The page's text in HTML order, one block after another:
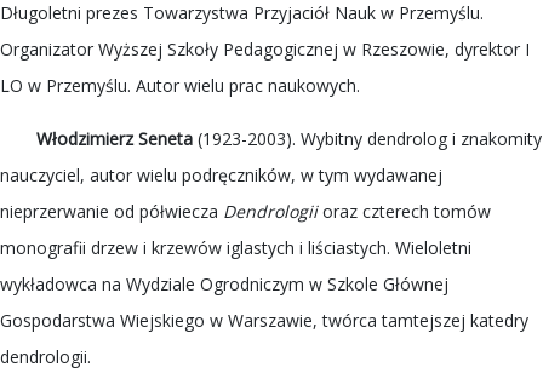
Długoletni prezes Towarzystwa Przyjaciół Nauk w Przemyślu.
Organizator Wyższej Szkoły Pedagogicznej w Rzeszowie, dyrektor I
LO w Przemyślu. Autor wielu prac naukowych.
Włodzimierz Seneta (1923-2003). Wybitny dendrolog i znakomity
nauczyciel, autor wielu podręczników, w tym wydawanej
nieprzerwanie od półwiecza Dendrologiioraz czterech tomów
monografii drzew i krzewów iglastych i liściastych. Wieloletni
wykładowca na Wydziale Ogrodniczym w Szkole Głównej
Gospodarstwa Wiejskiego w Warszawie, twórca tamtejszej katedry
dendrologii.